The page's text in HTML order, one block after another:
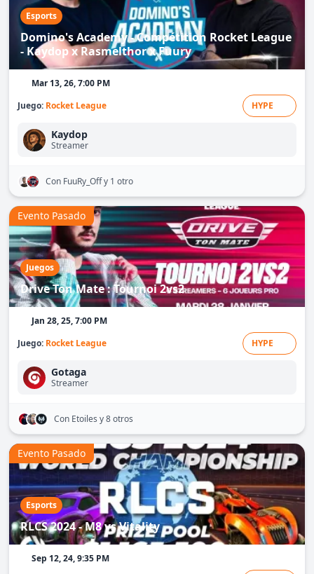
Esports
Domino's Academy - Compétition Rocket League
- Kaydop x Rasmelthor x Fuury
Mar 13, 26, 7:00 PM
Juego: Rocket League HYPE
Kaydop
Streamer
Con FuuRy_Offy 1 otro
Juegos
Drive Ton Mate : Tournoi 2vs2
Evento Pasado
Jan 28, 25, 7:00 PM
Juego: Rocket League HYPE
Gotaga
Streamer
Con Etoiles y 8 otros
Esports
RLCS 2024 - M8 vs Vitality
Evento Pasado
Sep 12, 24, 9:35 PM